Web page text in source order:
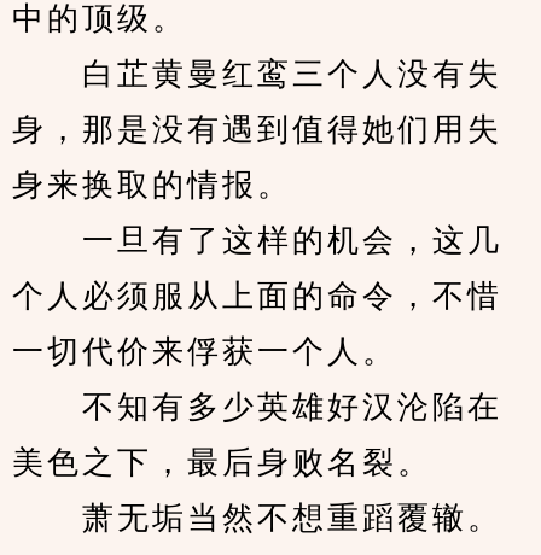
中的顶级。
白芷黄曼红鸾三个人没有失
身，那是没有遇到值得她们用失
身来换取的情报。
一旦有了这样的机会，这几
个人必须服从上面的命令，不惜
一切代价来俘获一个人。
不知有多少英雄好汉沦陷在
美色之下，最后身败名裂。
萧无垢当然不想重蹈覆辙。